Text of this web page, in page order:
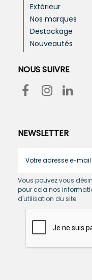
Extérieur
Nos marques
Destockage
Nouveautés
NOUS SUIVRE
NEWSLETTER
Vous pouvez vous
pour cela nos
d'utilisation du site.